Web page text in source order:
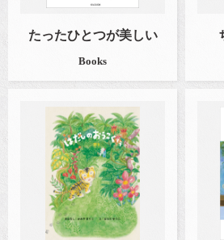
たったひとつが美しい
Books